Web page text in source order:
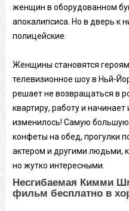
женщин в оборудованном
апокалипсиса. Но в дверь к
полицейские.
Женщины становятся
телевизионное шоу в Ньй-
решает не возвращаться в
квартиру, работу и
изменилось! Самую
конфеты на обед, прогулки
актером и другими людьми,
но жутко интересными.
Несгибаемая Кимми
фильм бесплатно в